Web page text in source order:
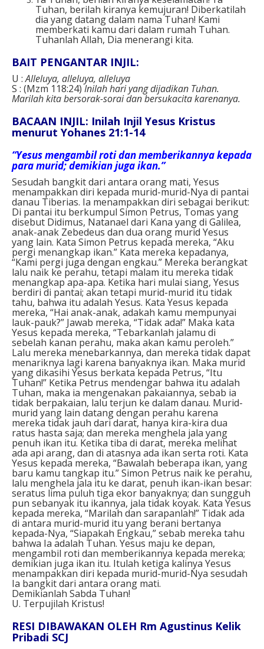
Tuhan, berilah kiranya kemujuran! Diberkatilah
dia yang datang dalam nama Tuhan! Kami
memberkati kamu dari dalam rumah Tuhan.
Tuhanlah Allah, Dia menerangi kita.
BAIT PENGANTAR INJIL:
U :Alleluya, alleluya, alleluya
S : (Mzm 118:24)Inilah hari yang dijadikan Tuhan.
Marilah kita bersorak-sorai dan bersukacita karenanya.
BACAAN INJIL: Inilah Injil Yesus Kristus
menurut Yohanes 21:1-14
“Yesus mengambil roti dan memberikannya kepada
para murid; demikian juga ikan.”
Sesudah bangkit dari antara orang mati, Yesus
menampakkan diri kepada murid-murid-Nya di pantai
danau Tiberias. Ia menampakkan diri sebagai berikut:
Di pantai itu berkumpul Simon Petrus, Tomas yang
disebut Didimus, Natanael dari Kana yang di Galilea,
anak-anak Zebedeus dan dua orang murid Yesus
yang lain. Kata Simon Petrus kepada mereka, “Aku
pergi menangkap ikan.” Kata mereka kepadanya,
“Kami pergi juga dengan engkau.” Mereka berangkat
lalu naik ke perahu, tetapi malam itu mereka tidak
menangkap apa-apa. Ketika hari mulai siang, Yesus
berdiri di pantai; akan tetapi murid-murid itu tidak
tahu, bahwa itu adalah Yesus. Kata Yesus kepada
mereka, “Hai anak-anak, adakah kamu mempunyai
lauk-pauk?” Jawab mereka, “Tidak ada!” Maka kata
Yesus kepada mereka, “Tebarkanlah jalamu di
sebelah kanan perahu, maka akan kamu peroleh.”
Lalu mereka menebarkannya, dan mereka tidak dapat
menariknya lagi karena banyaknya ikan. Maka murid
yang dikasihi Yesus berkata kepada Petrus, “Itu
Tuhan!” Ketika Petrus mendengar bahwa itu adalah
Tuhan, maka ia mengenakan pakaiannya, sebab ia
tidak berpakaian, lalu terjun ke dalam danau. Murid-
murid yang lain datang dengan perahu karena
mereka tidak jauh dari darat, hanya kira-kira dua
ratus hasta saja; dan mereka menghela jala yang
penuh ikan itu. Ketika tiba di darat, mereka melihat
ada api arang, dan di atasnya ada ikan serta roti. Kata
Yesus kepada mereka, “Bawalah beberapa ikan, yang
baru kamu tangkap itu.” Simon Petrus naik ke perahu,
lalu menghela jala itu ke darat, penuh ikan-ikan besar:
seratus lima puluh tiga ekor banyaknya; dan sungguh
pun sebanyak itu ikannya, jala tidak koyak. Kata Yesus
kepada mereka, “Marilah dan sarapanlah!” Tidak ada
di antara murid-murid itu yang berani bertanya
kepada-Nya, “Siapakah Engkau,” sebab mereka tahu
bahwa Ia adalah Tuhan. Yesus maju ke depan,
mengambil roti dan memberikannya kepada mereka;
demikian juga ikan itu. Itulah ketiga kalinya Yesus
menampakkan diri kepada murid-murid-Nya sesudah
Ia bangkit dari antara orang mati.
Demikianlah Sabda Tuhan!
U. Terpujilah Kristus!
RESI DIBAWAKAN OLEH Rm Agustinus Kelik
Pribadi SCJ